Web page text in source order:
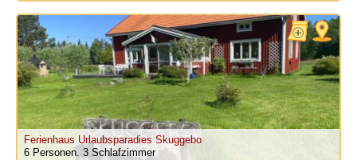
Ferienhaus Urlaubsparadies Skuggebo
6 Personen. 3 Schlafzimmer